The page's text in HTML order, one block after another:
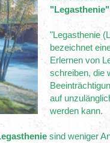
"Legasthenie"
"Legasthenie
bezeichnet
Erlernen von
schreiben, die
auf
werden kann.
sind weniger